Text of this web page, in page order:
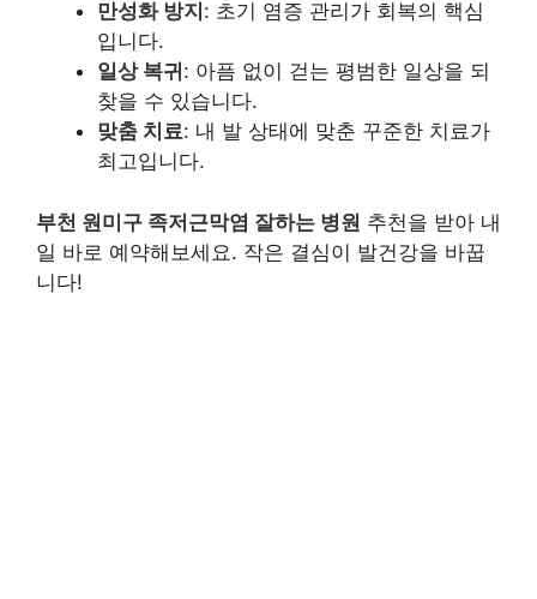
만성화 방지 : 초기 염증 관리가 회복의 핵심
입니다.
일상 복귀 : 아픔 없이 걷는 평범한 일상을 되
찾을 수 있습니다.
맞춤 치료: 내 발 상태에 맞춘 꾸준한 치료가
최고입니다.
부천 원미구 족저근막염 잘하는 병원 추천을 받아 내
일 바로 예약해보세요. 작은 결심이 발건강을 바꿉
니다!